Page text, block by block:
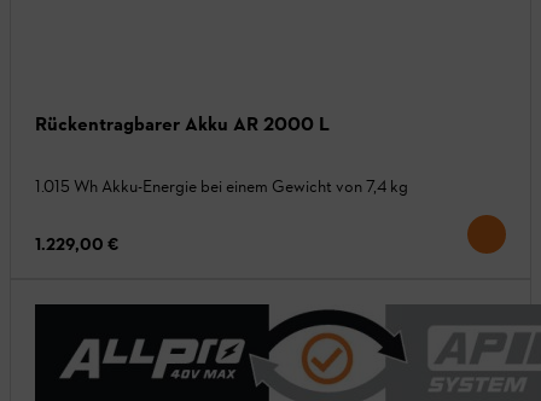
Rückentragbarer Akku AR 2000 L
1.015 Wh Akku-Energie bei einem Gewicht von 7,4 kg
1.229,00 €